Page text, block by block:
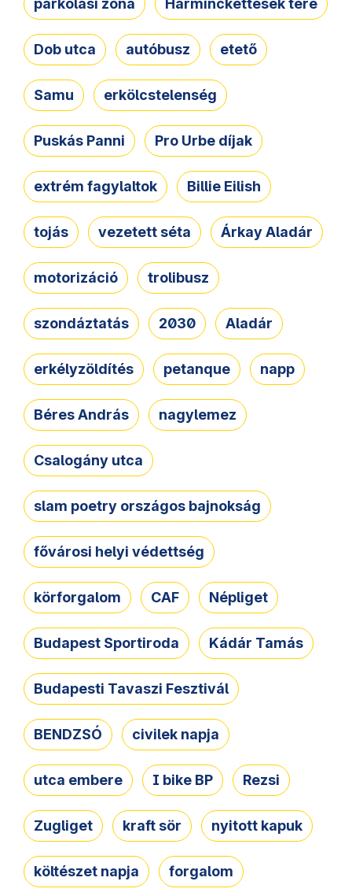
parkolási zóna Harminckettesek tere
Dob utca autóbusz etető
Samu erkölcstelenség
Puskás Panni Pro Urbe díjak
extrém fagylaltok Billie Eilish
tojás vezetett séta Árkay Aladár
motorizáció trolibusz
szondáztatás 2030 Aladár
erkélyzöldítés petanque napp
Béres András nagylemez
Csalogány utca
slam poetry országos bajnokság
fővárosi helyi védettség
körforgalom CAF Népliget
Budapest Sportiroda Kádár Tamás
Budapesti Tavaszi Fesztivál
BENDZSÓ civilek napja
utca embere I bike BP Rezsi
Zugliget kraft sör nyitott kapuk
költészet napja forgalom